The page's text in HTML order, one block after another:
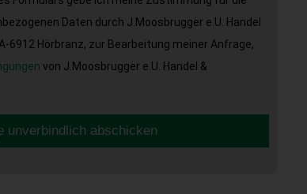
Daten durch J.Moosbrugger e.U. Handel
6912 Hörbranz, zur Bearbeitung meiner Anfrage,
von J.Moosbrugger e.U. Handel &
unverbindlich abschicken